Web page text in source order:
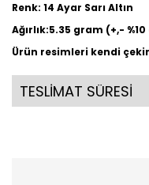
Renk: 14 Ayar Sarı Altın
Ağırlık:5.35 gram (+,-
Ürün resimleri kendi
TESLİMAT SÜRESİ